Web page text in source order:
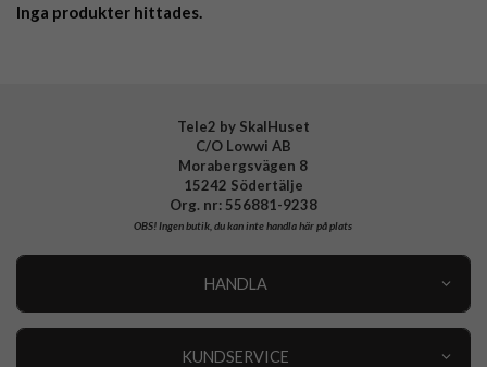
Inga produkter hittades.
Tele2 by SkalHuset
C/O Lowwi AB
Morabergsvägen 8
15242 Södertälje
Org. nr: 556881-9238
OBS!Ingen butik, du kan inte handla här på plats
HANDLA
KUNDSERVICE